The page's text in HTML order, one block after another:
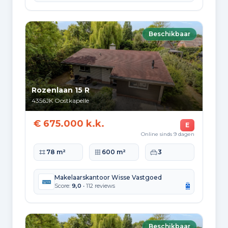
Samenstelling van bewoners
Leeftijdsopbouw
65+: 730 0-15: 325
15-25: 185
25-45: 410
45-65: 585
Opleidingsniveau
Hoger
490
Middelbaar
720
Herkomst inwoners (2025)
Europa
175
Beschikbaar
Rozenlaan 15 R
4356JK Oostkapelle
€ 675.000 k.k. E
Online sinds 9 dagen
Woonoppervlakte
78 m² Perceeloppervlakte
600 m² Slaapkamers
3
Makelaarskantoor Wisse Vastgoed
Score: 9,0 • 112 reviews
Beschikbaar